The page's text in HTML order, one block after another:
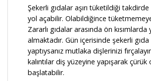
Şekerli gıdalar aşırı tüketildiği
yol açabilir. Olabildiğince tüketmemeye
Zararlı gıdalar arasında ön kısımlarda
almaktadır. Gün içerisinde şekerli gıda
yaptıysanız mutlaka dişlerinizi
kalıntılar diş yüzeyine yapışarak
başlatabilir.